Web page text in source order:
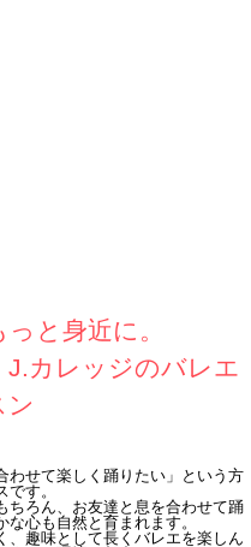
と身近に。
カレッジのバレエ
ン
わせて楽しく踊りたい」という方
す。
ちろん、お友達と息を合わせて踊
心も自然と育まれます。
、趣味として長くバレエを楽しん